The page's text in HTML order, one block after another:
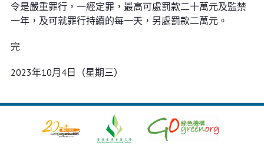
令是嚴重罪行，一經定罪，最高可處罰款二十萬元及監禁
一年，及可就罪行持續的每一天，另處罰款二萬元。
完
2023年10月4日（星期三）